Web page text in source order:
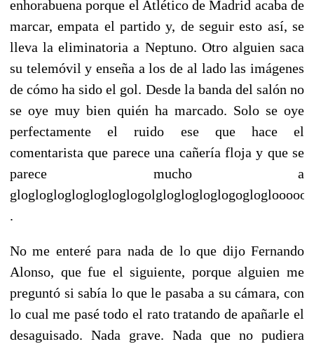
enhorabuena porque el Atlético de Madrid acaba de
marcar, empata el partido y, de seguir esto así, se
lleva la eliminatoria a Neptuno. Otro alguien saca
su telemóvil y enseña a los de al lado las imágenes
de cómo ha sido el gol. Desde la banda del salón no
se oye muy bien quién ha marcado. Solo se oye
perfectamente el ruido ese que hace el
comentarista que parece una cañería floja y que se
parece mucho a
.
No me enteré para nada de lo que dijo Fernando
Alonso, que fue el siguiente, porque alguien me
preguntó si sabía lo que le pasaba a su cámara, con
lo cual me pasé todo el rato tratando de apañarle el
desaguisado. Nada grave. Nada que no pudiera